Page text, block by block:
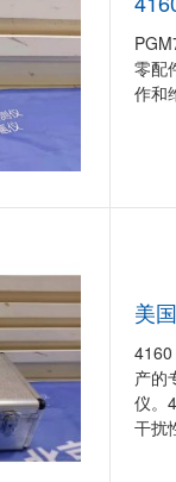
零配
作和
美
产的
仪。
干扰